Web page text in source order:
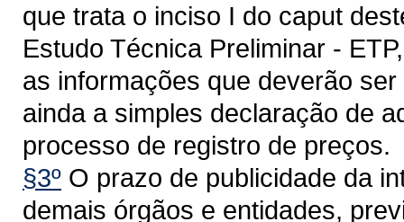
que trata o inciso I do caput
Estudo Técnica Preliminar -
as informações que deverão
ainda a simples declaração de
processo de registro de preços.
§3º O prazo de publicidade da
demais órgãos e entidades,